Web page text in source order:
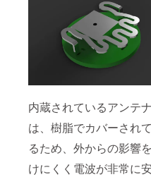
内蔵されているアンテナ
は、樹脂でカバーされ
るため、外からの影響
けにくく電波が非常に